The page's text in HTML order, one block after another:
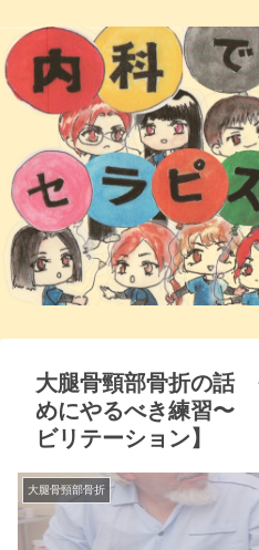
大腿骨頸部骨折の
めにやるべき練習
ビリテーション】
大腿骨頸部骨折